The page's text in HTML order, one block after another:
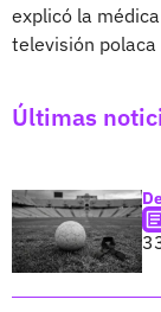
explicó la
televisión polaca
Últimas